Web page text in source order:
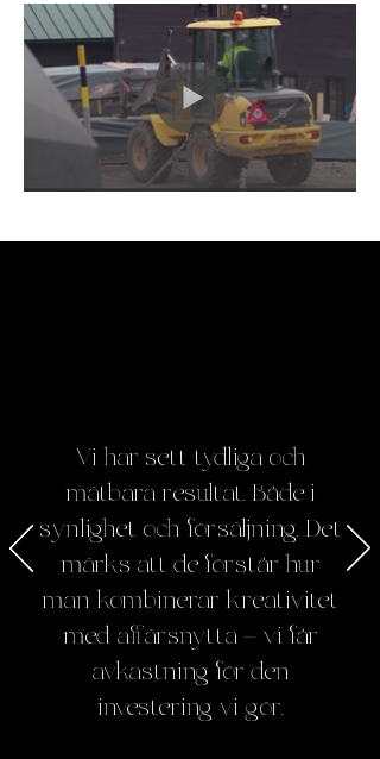
Vi har sett tydliga och
mätbara resultat. Både i
synlighet och försäljning. Det
märks att de förstår hur
man kombinerar kreativitet
med affärsnytta – vi får
avkastning för den
investering vi gör.